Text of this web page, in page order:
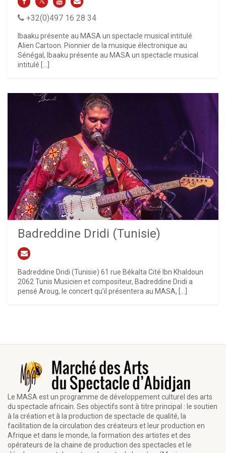
+32(0)497 16 28 34
Ibaaku présente au MASA un spectacle musical intitulé
Alien Cartoon. Pionnier de la musique électronique au
Sénégal, Ibaaku présente au MASA un spectacle musical
intitulé […]
Badreddine Dridi (Tunisie)
Badreddine Dridi (Tunisie) 61 rue Békalta Cité Ibn Khaldoun
2062 Tunis Musicien et compositeur, Badreddine Dridi a
pensé Aroug, le concert qu’il présentera au MASA, […]
Le MASA est un programme de développement culturel des arts
du spectacle africain. Ses objectifs sont à titre principal : le soutien
à la création et à la production de spectacle de qualité, la
facilitation de la circulation des créateurs et leur production en
Afrique et dans le monde, la formation des artistes et des
opérateurs de la chaine de production des spectacles et le